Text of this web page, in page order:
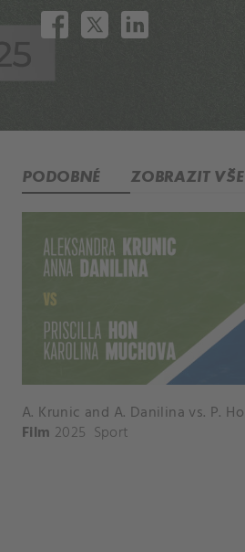
PODOBNÉ ZOBRAZIT VŠE
Film 2025 Sport